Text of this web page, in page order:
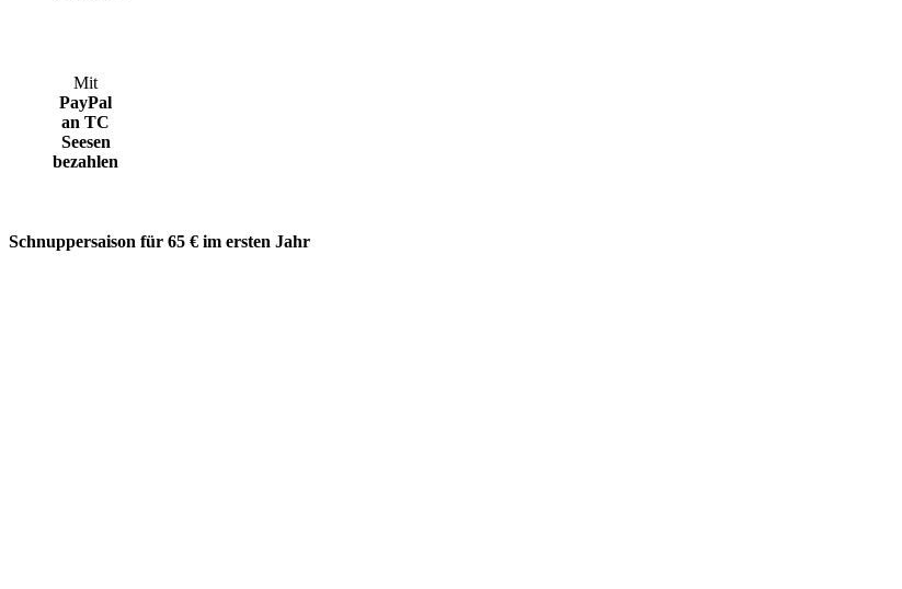
Mit
PayPal
an TC
Seesen
bezahlen
Schnuppersaison für 65 € im ersten Jahr